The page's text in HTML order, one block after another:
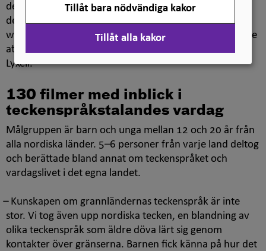
dem berätta själva om vad teckenspråk betyder för
dem. Från början hade vi tänkt att ha fysiska
workshoppar med barn och unga, men covid-19 gjorde
att vi fick ställa om till digitala möten, säger Tommy
Lyxell.
130 filmer med inblick i
teckenspråkstalandes vardag
Målgruppen är barn och unga mellan 12 och 20 år från
alla nordiska länder. 5–6 personer från varje land deltog
och berättade bland annat om teckenspråket och
vardagslivet i det egna landet.
̶ Kunskapen om grannländernas teckenspråk är inte
stor. Vi tog även upp nordiska tecken, en blandning av
olika teckenspråk som äldre döva lärt sig genom
kontakter över gränserna. Barnen fick känna på hur det
Tillåt bara nödvändiga kakor
Tillåt alla kakor